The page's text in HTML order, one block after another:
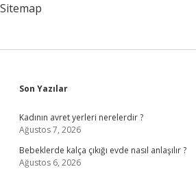
Sitemap
Sidebar
Son Yazılar
Kadının avret yerleri nerelerdir ?
Ağustos 7, 2026
Bebeklerde kalça çıkığı evde nasıl anlaşılır ?
Ağustos 6, 2026